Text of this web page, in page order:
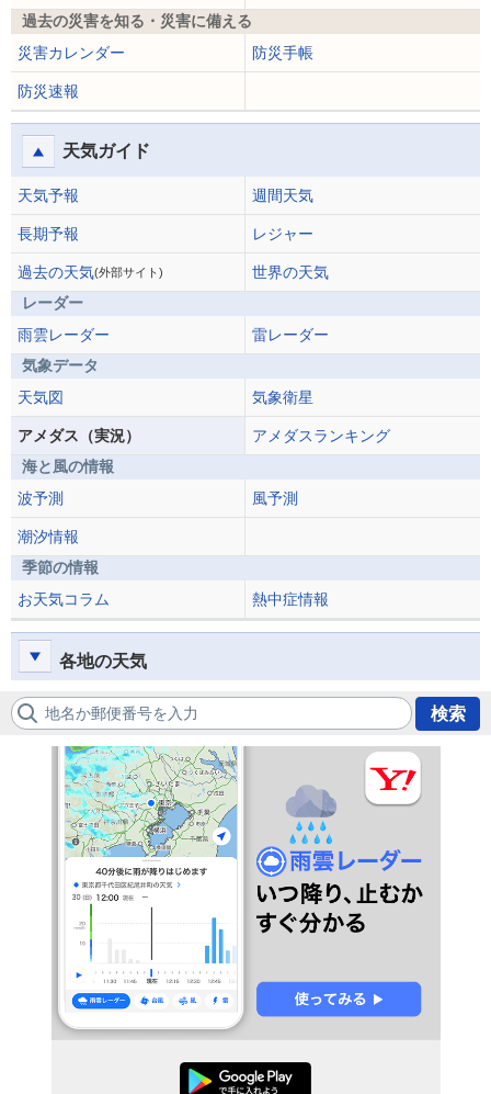
過去の災害を知る・災害に備える
災害カレンダー
防災手帳
防災速報
天気ガイド
天気予報 週間天気
長期予報 レジャー
過去の天気(外部サイト)
世界の天気
レーダー
雨雲レーダー
雷レーダー
気象データ
天気図
気象衛星
アメダス（実況）
アメダスランキング
海と風の情報
波予測
風予測
潮汐情報
季節の情報
お天気コラム
熱中症情報
各地の天気
地名か郵便番号を入力 検索